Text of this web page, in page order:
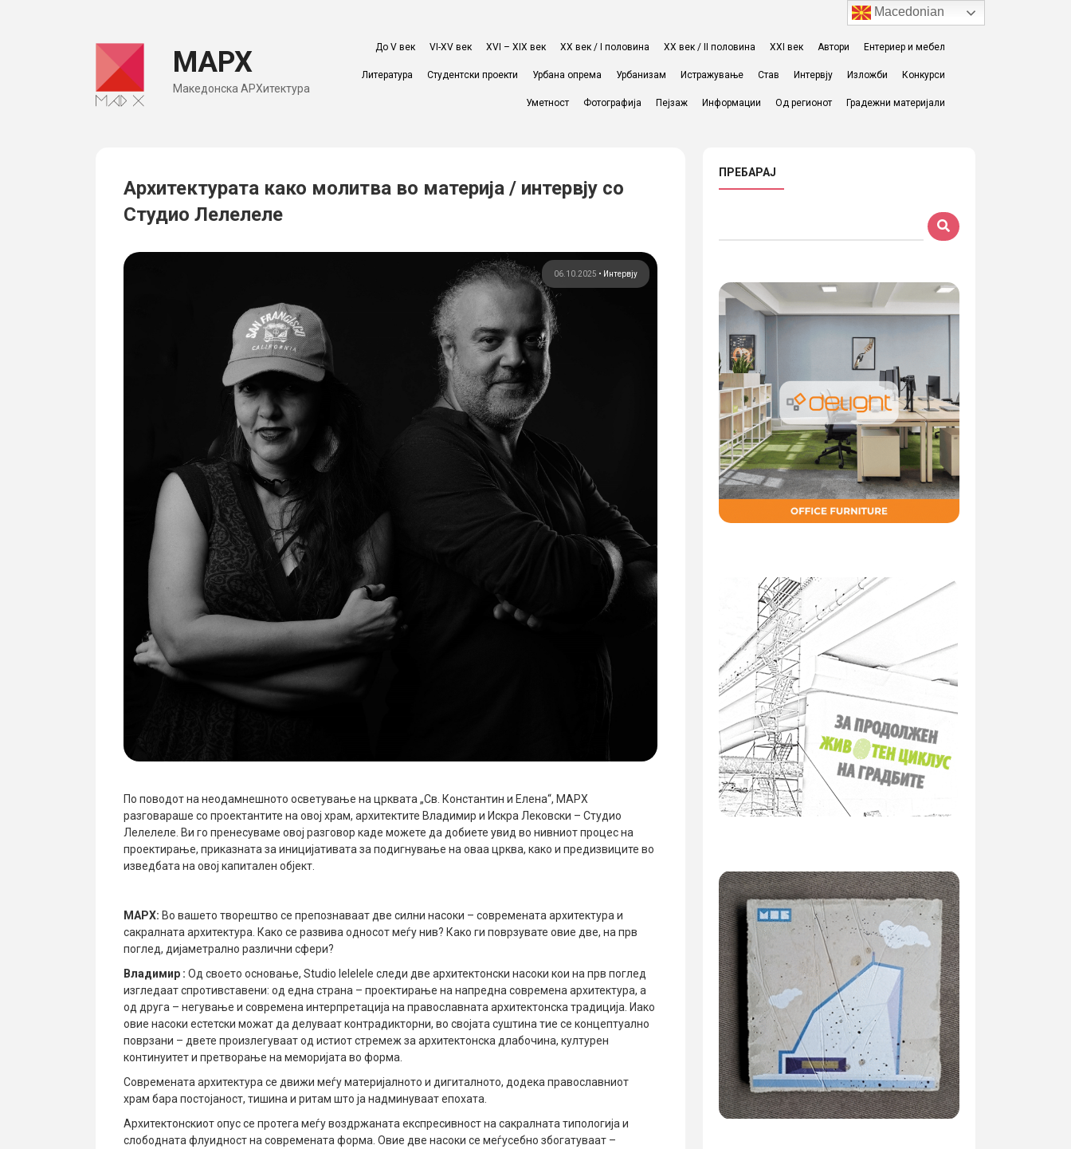
МАРХ
Македонска АРХитектура
До V век VI-XV век XVI – XIX век ХХ век / I половина ХХ век / II половина XXI век Автори Ентериер и мебел
Литература Студентски проекти Урбана опрема Урбанизам Истражување Став Интервју Изложби Конкурси
Уметност Фотографија Пејзаж Информации Од регионот Градежни материјали
Архитектурата како молитва во материја / интервју со
Студио Лелелеле
06.10.2025 • Интервју
По поводот на неодамнешното осветување на црквата „Св. Константин и Елена“, МАРХ
разговараше со проектантите на овој храм, архитектите Владимир и Искра Лековски – Студио
Лелелеле. Ви го пренесуваме овој разговор каде можете да добиете увид во нивниот процес на
проектирање, приказната за иницијативата за подигнување на оваа црква, како и предизвиците во
изведбата на овој капитален објект.
МАРХ: Во вашето творештво се препознаваат две силни насоки – современата архитектура и
сакралната архитектура. Како се развива односот меѓу нив? Како ги поврзувате овие две, на прв
поглед, дијаметрално различни сфери?
Владимир : Од своето основање, Studio lelelele следи две архитектонски насоки кои на прв поглед
изгледаат спротивставени: од една страна – проектирање на напредна современа архитектура, а
од друга – негување и современа интерпретација на православната архитектонска традиција. Иако
овие насоки естетски можат да делуваат контрадикторни, во својата суштина тие се концептуално
поврзани – двете произлегуваат од истиот стремеж за архитектонска длабочина, културен
континуитет и претворање на меморијата во форма.
Современата архитектура се движи меѓу материјалното и дигиталното, додека православниот
храм бара постојаност, тишина и ритам што ја надминуваат епохата.
Архитектонскиот опус се протега меѓу воздржаната експресивност на сакралната типологија и
слободната флуидност на современата форма. Овие две насоки се меѓусебно збогатуваат –
ПРЕБАРАЈ
Macedonian